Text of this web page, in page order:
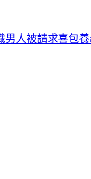
男人被請求喜包養